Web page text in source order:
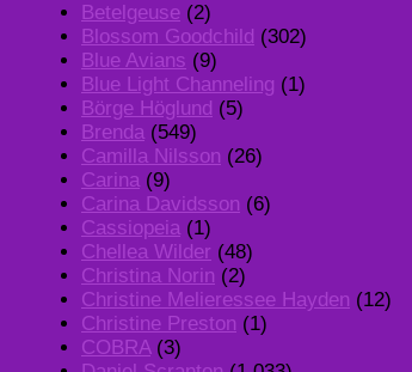
Betelgeuse (2)
Blossom Goodchild (302)
Blue Avians (9)
Blue Light Channeling (1)
Börge Höglund (5)
Brenda (549)
Camilla Nilsson (26)
Carina (9)
Carina Davidsson (6)
Cassiopeia (1)
Chellea Wilder (48)
Christina Norin (2)
Christine Melieressee Hayden (12)
Christine Preston (1)
COBRA(3)